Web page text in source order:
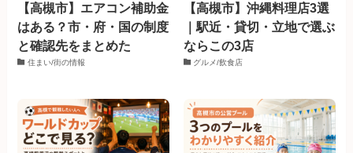
【高槻市】エアコン補助金
はある？市・府・国の制度
と確認先をまとめた
住まい/街の情報
【高槻市】沖縄料理店3選
｜駅近・貸切・立地で選ぶ
ならこの3店
グルメ/飲食店